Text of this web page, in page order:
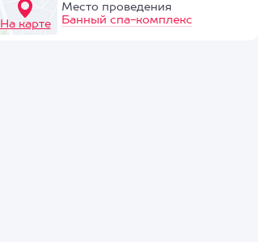
На карте
Место проведения
Банный спа-комплекс